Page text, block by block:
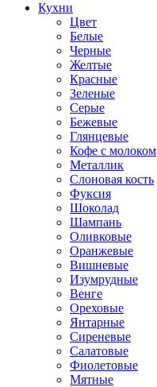
Кухни
Цвет
Белые
Черные
Желтые
Красные
Зеленые
Серые
Бежевые
Глянцевые
Кофе с молоком
Металлик
Слоновая кость
Фуксия
Шоколад
Шампань
Оливковые
Оранжевые
Вишневые
Изумрудные
Венге
Ореховые
Янтарные
Сиреневые
Салатовые
Фиолетовые
Мятные